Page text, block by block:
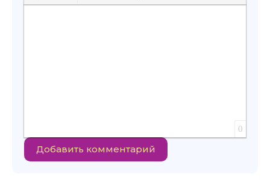
Вставить защищенную ссылку
Вставить смайлик
Вставка скрытого текста
Вставка цитаты
Вставка спойлера
0
Добавить комментарий